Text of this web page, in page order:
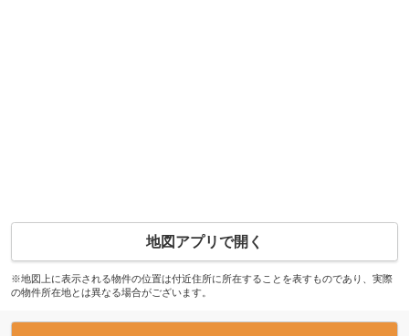
地図アプリで開く
※地図上に表示される物件の位置は付近住所に所在することを表すものであり、実際
の物件所在地とは異なる場合がございます。